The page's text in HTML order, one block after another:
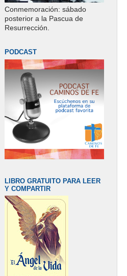
Conmemoración: sábado
posterior a la Pascua de
Resurrección.
PODCAST
LIBRO GRATUITO PARA LEER
Y COMPARTIR